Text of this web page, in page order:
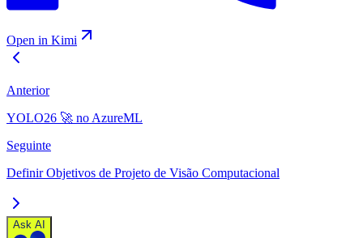
Open in Kimi
Anterior
YOLO26 🚀 no AzureML
Seguinte
Definir Objetivos de Projeto de Visão Computacional
Ask AI